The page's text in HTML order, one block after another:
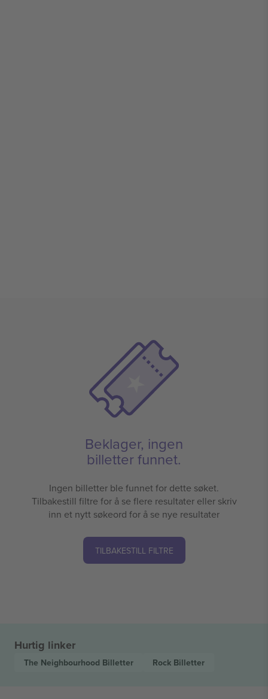
Beklager, ingen
billetter funnet.
Ingen billetter ble funnet for dette søket.
Tilbakestill filtre for å se flere resultater eller skriv
inn et nytt søkeord for å se nye resultater
TILBAKESTILL FILTRE
Hurtig linker
The Neighbourhood Billetter Rock Billetter